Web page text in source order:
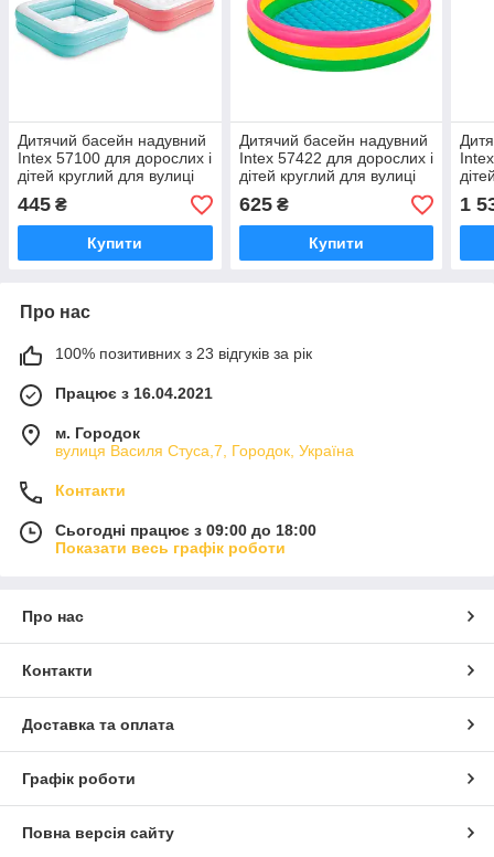
Дитячий басейн надувний
Intex 57100 для дорослих і
дітей круглий для вулиці
саду дачі та будинку 85 х
85 х 23 см
445 ₴
Купити
Дитячий басейн надувний
Intex 57422 для дорослих і
дітей круглий для вулиці
саду дачі та будинку 147 x
33 см
625₴
Купити
159
1
Про нас
100% позитивних з 23 відгуків за рік
Працює з 16.04.2021
м. Городок
вулиця Василя Стуса,7, Городок, Україна
Контакти
Сьогодні працює з 09:00 до 18:00
Показати весь графік роботи
Про нас
Контакти
Доставка та оплата
Графік роботи
Повна версія сайту